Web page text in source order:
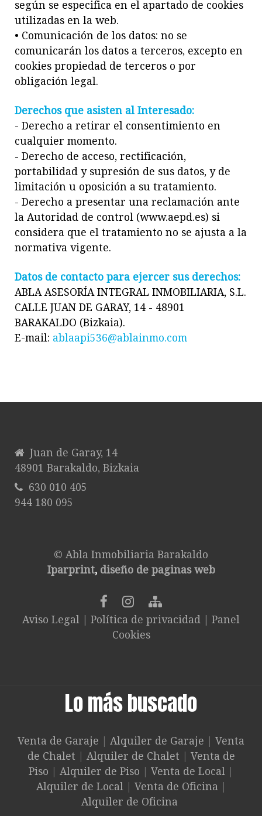
según se especifica en el apartado de cookies
utilizadas en la web.
• Comunicación de los datos: no se
comunicarán los datos a terceros, excepto en
cookies propiedad de terceros o por
obligación legal.
Derechos que asisten al Interesado:
- Derecho a retirar el consentimiento en
cualquier momento.
- Derecho de acceso, rectificación,
portabilidad y supresión de sus datos, y de
limitación u oposición a su tratamiento.
- Derecho a presentar una reclamación ante
la Autoridad de control (www.aepd.es) si
considera que el tratamiento no se ajusta a la
normativa vigente.
Datos de contacto para ejercer sus derechos:
ABLA ASESORÍA INTEGRAL INMOBILIARIA, S.L.
CALLE JUAN DE GARAY, 14 - 48901
BARAKALDO (Bizkaia).
E-mail: ablaapi536@ablainmo.com
Juan de Garay, 14
48901 Barakaldo, Bizkaia
630 010 405
944 180 095
© Abla Inmobiliaria Barakaldo
Iparprint, diseño de paginas web
Aviso Legal | Política de privacidad | Panel
Cookies
Lo más buscado
Venta de Garaje | Alquiler de Garaje | Venta
de Chalet | Alquiler de Chalet | Venta de
Piso | Alquiler de Piso | Venta de Local |
Alquiler de Local| Venta de Oficina |
Alquiler de Oficina